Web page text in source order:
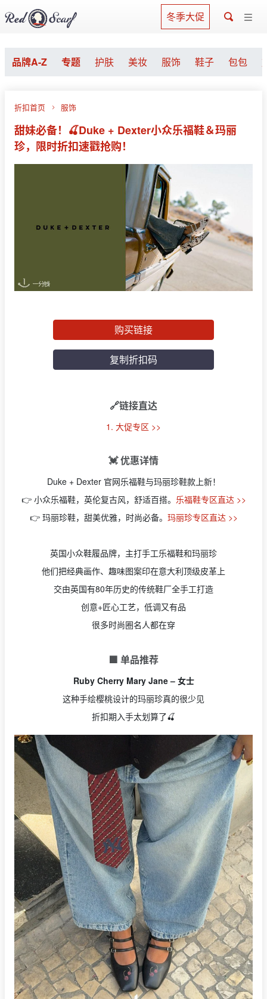
冬季大促
品牌A-Z 专题 护肤 美妆 服饰 鞋子 包包
折扣首页 服饰
甜妹必备！🍒Duke + Dexter小众乐福鞋＆玛丽
珍，限时折扣速戳抢购！
购买链接
复制折扣码
🔗链接直达
1. 大促专区 >>
💓 优惠详情
Duke + Dexter 官网乐福鞋与玛丽珍鞋款上新！
👉 小众乐福鞋，英伦复古风，舒适百搭。 乐福鞋专区直达 >>
👉 玛丽珍鞋，甜美优雅，时尚必备。 玛丽珍专区直达 >>
英国小众鞋履品牌，主打手工乐福鞋和玛丽珍
他们把经典画作、趣味图案印在意大利顶级皮革上
交由英国有80年历史的传统鞋厂全手工打造
创意+匠心工艺，低调又有品
很多时尚圈名人都在穿
🟩 单品推荐
Ruby Cherry Mary Jane – 女士
这种手绘樱桃设计的玛丽珍真的很少见
折扣期入手太划算了🍒